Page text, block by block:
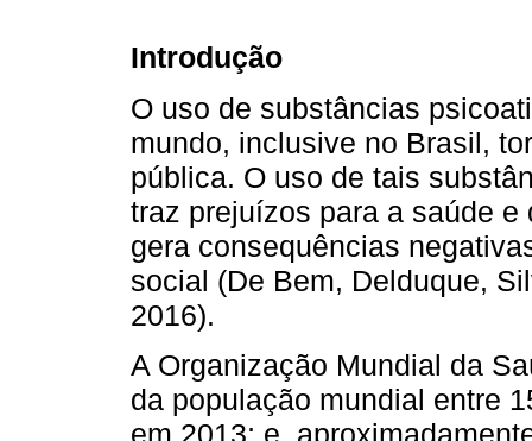
Introdução
O uso de substâncias
mundo, inclusive no Brasil,
pública. O uso de tais
traz prejuízos para a saúde
gera consequências
social (De Bem, Delduque,
2016).
A Organização Mundial da
da população mundial entre
em 2013; e,